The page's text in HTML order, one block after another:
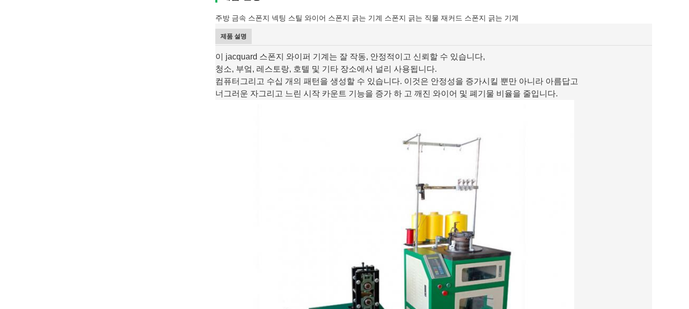
주방 금속 스폰지 넥팅 스틸 와이어 스폰지 긁는 기계 스폰지 긁는 직물 재커드 스폰지 긁는 기계
제품 설명
이 jacquard 스폰지 와이퍼 기계는 잘 작동, 안정적이고 신뢰할 수 있습니다,
청소, 부엌, 레스토랑, 호텔 및 기타 장소에서 널리 사용됩니다.
컴퓨터 그리고 수십 개의 패턴을 생성할 수 있습니다. 이것은 안정성을 증가시킬 뿐만 아니라 아름답고
너그러운 자그리고 느린 시작 카운트 기능을 증가 하 고 깨진 와이어 및 폐기물 비율을 줄입니다.